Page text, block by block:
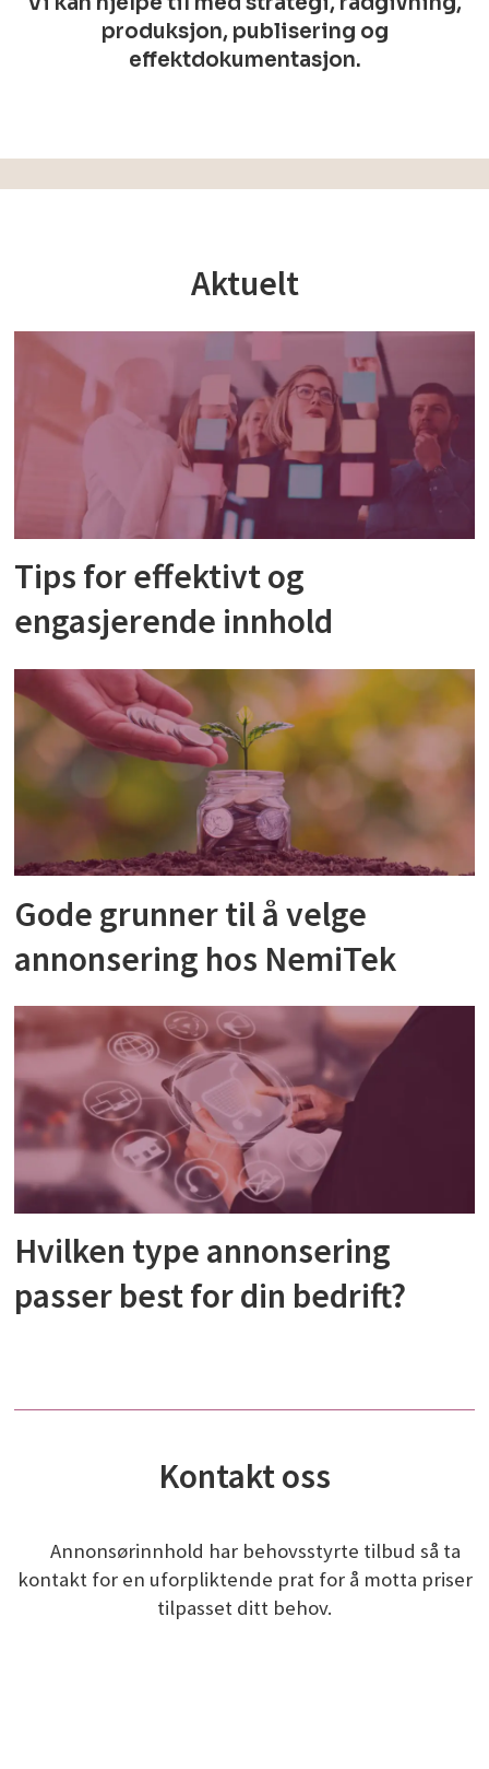
produksjon, publisering og
effektdokumentasjon.
Aktuelt
Tips for effektivt og
engasjerende innhold
Gode grunner til å velge
annonsering hos NemiTek
Hvilken type annonsering
passer best for din bedrift?
Kontakt oss
Annonsørinnhold har behovsstyrte tilbud så ta
kontakt for en uforpliktende prat for å motta priser
tilpasset ditt behov.